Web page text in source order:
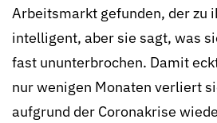
Arbeitsmarkt gefunden, der zu
intelligent, aber sie sagt, was
fast ununterbrochen. Damit
nur wenigen Monaten verliert
aufgrund der Coronakrise